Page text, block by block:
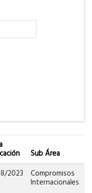
Sub Área
2023 Compromisos
Internacionales